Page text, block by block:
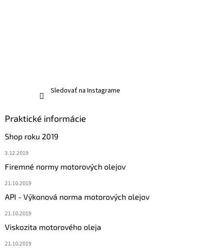
Sledovať na Instagrame
Praktické informácie
Shop roku 2019
3.12.2019
Firemné normy motorových olejov
21.10.2019
API - Výkonová norma motorových olejov
21.10.2019
Viskozita motorového oleja
21.10.2019